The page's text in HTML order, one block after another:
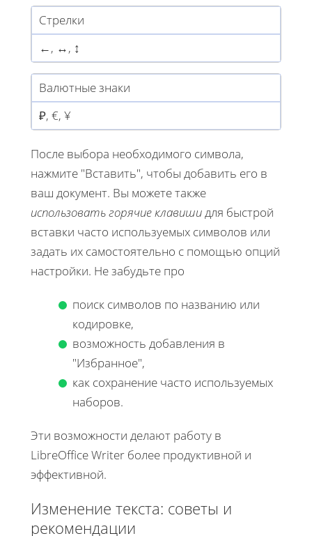
Стрелки
←, ↔, ↕
Валютные знаки
₽, €, ¥
После выбора необходимого символа,
нажмите "Вставить", чтобы добавить его в
ваш документ. Вы можете также
использовать горячие клавишидля быстрой
вставки часто используемых символов или
задать их самостоятельно с помощью опций
настройки. Не забудьте про
поиск символов по названию или
кодировке,
возможность добавления в
"Избранное",
как сохранение часто используемых
наборов.
Эти возможности делают работу в
LibreOffice Writer более продуктивной и
эффективной.
Изменение текста: советы и
рекомендации